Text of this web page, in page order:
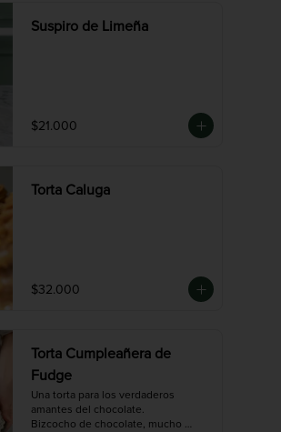
Suspiro de Limeña
$21.000
Torta Caluga
$32.000
Torta Cumpleañera de
Fudge
Una torta para los verdaderos
amantes del chocolate.
Bizcocho de chocolate, mucho